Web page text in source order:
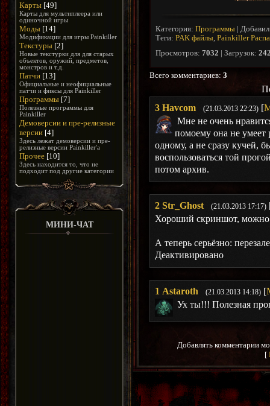
Карты [49]
Карты для мультиплеера или
одиночной игры
Моды [14]
Модификации для игры Painkiller
Текстуры [2]
Новые текстурки для для старых
объектов, оружий, предметов,
монстров и т.д.
Патчи [13]
Официальные и неофициальные
патчи и фиксы для Painkiller
Программы [7]
Полезные программы для
Painkiller
Демоверсии и пре-релизные
версии [4]
Здесь лежат демоверсии и пре-
релизные версии Painkiller'а
Прочее [10]
Здесь находится то, что не
подходит под другие категории
МИНИ-ЧАТ
Категория: Программы Добавил
Теги: PAK файлы, Painkiller
Просмотров: 7032 Загрузок:
Всего комментариев: 3
3 Havcom (21.03.2013 22:23) [
Мне не очень
помоему она не умеет
одному, а не сразу кучей,
воспользоваться той
потом архив.
2 Str_Ghost (21.03.2013 17:17)
Хороший скриншот, можно
А теперь серьёзно:
Деактивировано
1 Astaroth (21.03.2013 14:18) [
Ух ты!!! Полезная
Добавлять комментарии
[